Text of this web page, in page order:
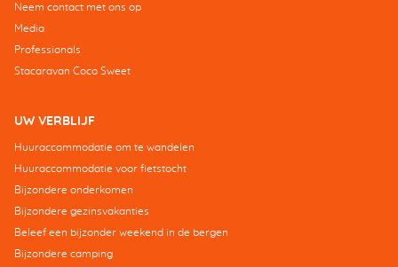
Neem contact met ons op
Media
Professionals
Stacaravan Coco Sweet
UW VERBLIJF
Huuraccommodatie om te wandelen
Huuraccommodatie voor fietstocht
Bijzondere onderkomen
Bijzondere gezinsvakanties
Beleef een bijzonder weekend in de bergen
Bijzondere camping